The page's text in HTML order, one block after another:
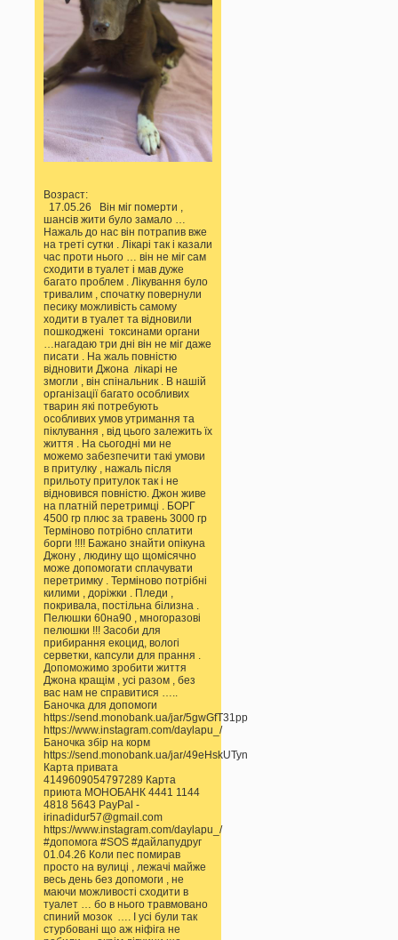
Возраст:
17.05.26 Він міг померти ,
шансів жити було замало …
Нажаль до нас він потрапив вже
на треті сутки . Лікарі так і казали
час проти нього … він не міг сам
сходити в туалет і мав дуже
багато проблем . Лікування було
тривалим , спочатку повернули
песику можливість самому
ходити в туалет та відновили
пошкоджені токсинами органи
…нагадаю три дні він не міг даже
писати . На жаль повністю
відновити Джона лікарі не
змогли , він спінальник . В нашій
організації багато особливих
тварин які потребують
особливих умов утримання та
піклування , від цього залежить їх
життя . На сьогодні ми не
можемо забезпечити такі умови
в притулку , нажаль після
прильоту притулок так і не
відновився повністю. Джон живе
на платній перетримці . БОРГ
4500 гр плюс за травень 3000 гр
Терміново потрібно сплатити
борги !!!! Бажано знайти опікуна
Джону , людину що щомісячно
може допомогати сплачувати
перетримку . Терміново потрібні
килими , доріжки . Пледи ,
покривала, постільна білизна .
Пелюшки 60на90 , многоразові
пелюшки !!! Засоби для
прибирання екоцид, вологі
серветки, капсули для прання .
Допоможимо зробити життя
Джона кращім , усі разом , без
вас нам не справитися …..
Баночка для допомоги
https://send.monobank.ua/jar/5gwGfT31pp
https://www.instagram.com/daylapu_/
Баночка збір на корм
https://send.monobank.ua/jar/49eHskUTyn
Карта привата
4149609054797289 Карта
приюта МОНОБАНК 4441 1144
4818 5643 PayPal -
irinadidur57@gmail.com
https://www.instagram.com/daylapu_/
#допомога #SOS #дайлапудруг
01.04.26 Коли пес помирав
просто на вулиці , лежачі майже
весь день без допомоги , не
маючи можливості сходити в
туалет … бо в нього травмовано
спиний мозок …. І усі були так
стурбовані що аж ніфіга не